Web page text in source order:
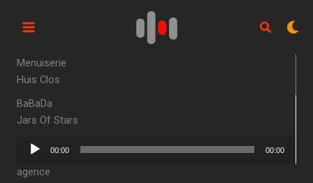
Menuiserie
Huis Clos
BaBaDa
Jars Of Stars
Lecteur
00:00 00:00
agence